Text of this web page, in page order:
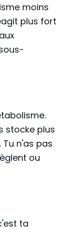
moins
plus fort
stocke plus
n'as pas
ou
ta